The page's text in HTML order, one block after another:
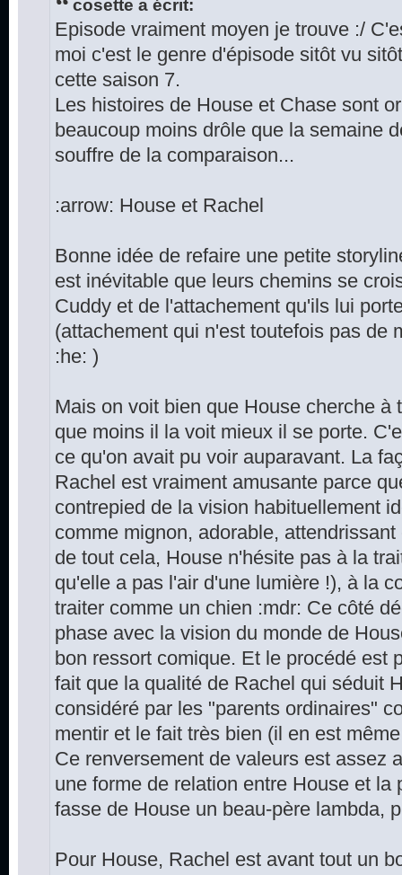
cosette a écrit:
Episode vraiment moyen je trouve :/
moi c'est le genre d'épisode sitôt vu
cette saison 7.
Les histoires de House et Chase sont
beaucoup moins drôle que la semaine
souffre de la comparaison...
:arrow: House et Rachel
Bonne idée de refaire une petite
est inévitable que leurs chemins se
Cuddy et de l'attachement qu'ils lui
(attachement qui n'est toutefois pas de
:he: )
Mais on voit bien que House cherche à
que moins il la voit mieux il se porte.
ce qu'on avait pu voir auparavant. La
Rachel est vraiment amusante parce
contrepied de la vision habituellement
comme mignon, adorable,
de tout cela, House n'hésite pas à la
qu'elle a pas l'air d'une lumière !), à la
traiter comme un chien :mdr: Ce côté
phase avec la vision du monde de
bon ressort comique. Et le procédé est
fait que la qualité de Rachel qui séduit
considéré par les "parents ordinaires"
mentir et le fait très bien (il en est
Ce renversement de valeurs est assez
une forme de relation entre House et la
fasse de House un beau-père lambda,
Pour House, Rachel est avant tout un